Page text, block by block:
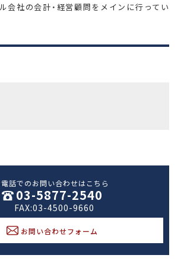
会社の会計・経営顧問をメインに行ってい
電話でのお問い合わせはこちら
03-5877-2540
FAX:03-4500-9660
お問い合わせフォーム